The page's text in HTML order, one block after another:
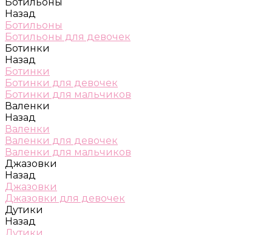
Назад
Ботильоны
Ботильоны для девочек
Ботинки
Назад
Ботинки
Ботинки для девочек
Ботинки для мальчиков
Валенки
Назад
Валенки
Валенки для девочек
Валенки для мальчиков
Джазовки
Назад
Джазовки
Джазовки для девочек
Дутики
Назад